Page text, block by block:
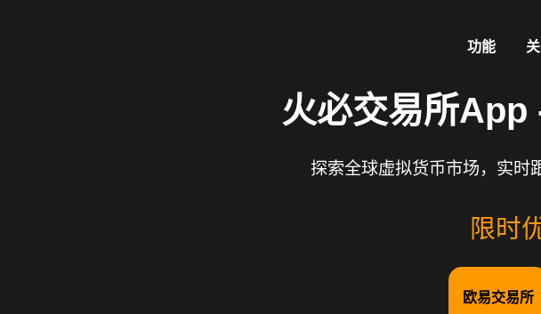
功能
火必交易所App
探索全球虚拟货币市场，实时
限时
欧易交易所